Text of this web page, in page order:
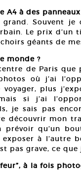
à des panneaux
grand. Souvent
Le prix d’un
géants de
monde ?
de Paris que
où j’ai
plus
si j’ai
je sais pas
découvrir mon
prévoir qu’un
à l’autre
pas grave, ce que
à la fois